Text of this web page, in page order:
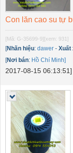
Con lăn cao su tự
[Mã: G-35699-9][xem: 931]
[Nhãn hiệu: dawer - Xuất
[Nơi bán: Hồ Chí Minh]
2017-08-15 06:13:51]